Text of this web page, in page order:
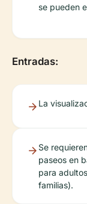
se pueden
Entradas:
La
Se
paseos en
para
familias).